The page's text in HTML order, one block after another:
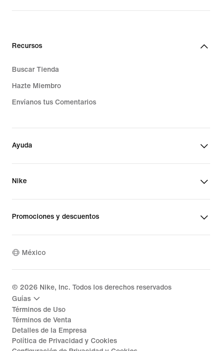
Recursos
Buscar Tienda
Hazte Miembro
Envíanos tus Comentarios
Ayuda
Nike
Promociones y descuentos
México
© 2026 Nike, Inc. Todos los derechos reservados
Guías
Términos de Uso
Términos de Venta
Detalles de la Empresa
Política de Privacidad y Cookies